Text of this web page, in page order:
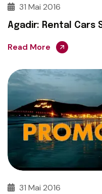
31 Mai 2016
Agadir: Rental Cars
Read More
31 Mai 2016